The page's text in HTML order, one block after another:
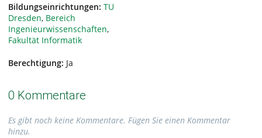
Bildungseinrichtungen: TU
Dresden, Bereich
Ingenieurwissenschaften,
Fakultät Informatik
Berechtigung: Ja
0 Kommentare
Es gibt noch keine Kommentare. Fügen Sie einen Kommentar
hinzu.